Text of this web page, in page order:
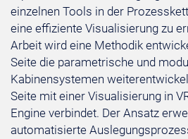
einzelnen Tools in der
eine effiziente Visualisierung zu
Arbeit wird eine Methodik
Seite die parametrische und
Kabinensystemen
Seite mit einer Visualisierung in
Engine verbindet. Der Ansatz
automatisierte